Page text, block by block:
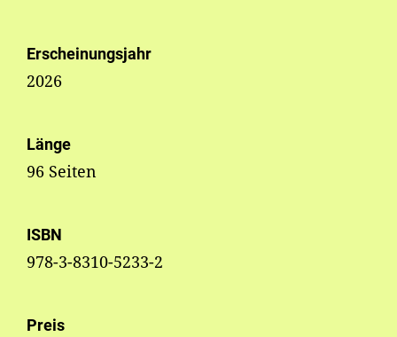
Erscheinungsjahr
2026
Länge
96 Seiten
ISBN
978-3-8310-5233-2
Preis